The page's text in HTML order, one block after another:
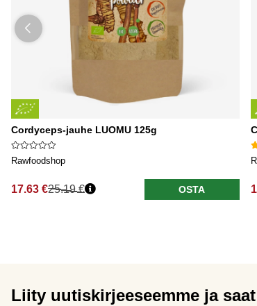
Cordyceps-jauhe LUOMU 125g
Rawfoodshop
17.63 €25.19 € OSTA
Liity uutiskirjeeseemme ja saat